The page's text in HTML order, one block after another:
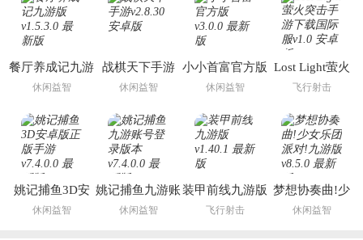
餐厅养成记九游
版
休闲益智
战棋天下手游
休闲益智
小小首富官方版
休闲益智
Lost Light萤火
突击手游下载国
飞行射击
姚记捕鱼3D安
卓版正版手游
休闲益智
姚记捕鱼九游账
号登录版本
休闲益智
装甲前线九游版
飞行射击
梦想协奏曲!少
女乐团派对!九
休闲益智